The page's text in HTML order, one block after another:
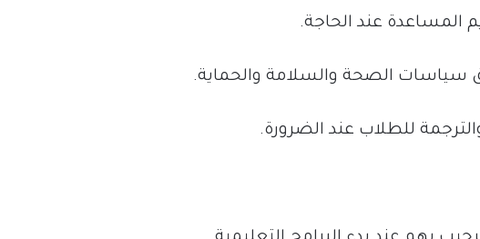
المساعدة عند الحاجة.
سياسات الصحة والسلامة والحماية.
للطلاب عند الضرورة.